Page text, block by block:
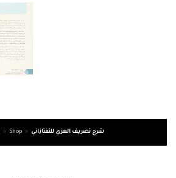
» Shop » شرح تصريف العزي للتفتازاني